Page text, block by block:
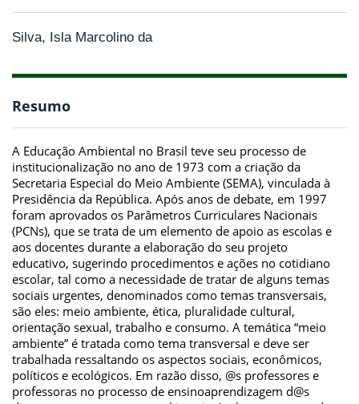
Silva, Isla Marcolino da
Resumo
A Educação Ambiental no Brasil teve seu processo de
institucionalização no ano de 1973 com a criação da
Secretaria Especial do Meio Ambiente (SEMA), vinculada à
Presidência da República. Após anos de debate, em 1997
foram aprovados os Parâmetros Curriculares Nacionais
(PCNs), que se trata de um elemento de apoio as escolas e
aos docentes durante a elaboração do seu projeto
educativo, sugerindo procedimentos e ações no cotidiano
escolar, tal como a necessidade de tratar de alguns temas
sociais urgentes, denominados como temas transversais,
são eles: meio ambiente, ética, pluralidade cultural,
orientação sexual, trabalho e consumo. A temática “meio
ambiente” é tratada como tema transversal e deve ser
trabalhada ressaltando os aspectos sociais, econômicos,
políticos e ecológicos. Em razão disso, @s professores e
professoras no processo de ensinoaprendizagem d@s